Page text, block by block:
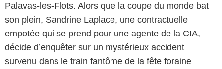
Palavas-les-Flots. Alors que la coupe du monde bat
son plein, Sandrine Laplace, une contractuelle
empotée qui se prend pour une agente de la CIA,
décide d’enquêter sur un mystérieux accident
survenu dans le train fantôme de la fête foraine